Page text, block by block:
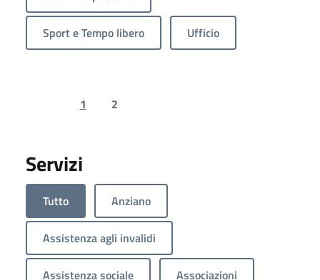
Sport e Tempo libero Ufficio
Previous page
1 2
Servizi
Tutto Anziano
Assistenza agli invalidi
Assistenza sociale Associazioni